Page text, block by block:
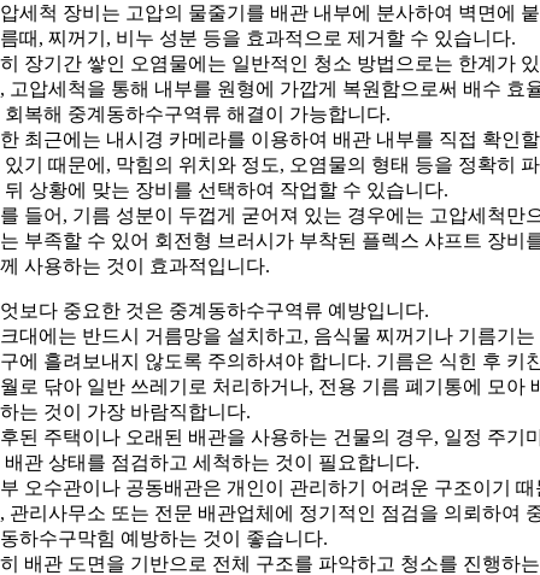
세척 장비는 고압의 물줄기를 배관 내부에 분사하여 벽면에
때, 찌꺼기, 비누 성분 등을 효과적으로 제거할 수 있습니다.
장기간 쌓인 오염물에는 일반적인 청소 방법으로는 한계가
고압세척을 통해 내부를 원형에 가깝게 복원함으로써 배수 효
회복해 중계동하수구역류 해결이 가능합니다.
최근에는 내시경 카메라를 이용하여 배관 내부를 직접 확인할
있기 때문에, 막힘의 위치와 정도, 오염물의 형태 등을 정확히
뒤 상황에 맞는 장비를 선택하여 작업할 수 있습니다.
들어, 기름 성분이 두껍게 굳어져 있는 경우에는 고압세척만
부족할 수 있어 회전형 브러시가 부착된 플렉스 샤프트 장비
사용하는 것이 효과적입니다.
보다 중요한 것은 중계동하수구역류 예방입니다.
대에는 반드시 거름망을 설치하고, 음식물 찌꺼기나 기름기는
에 흘려보내지 않도록 주의하셔야 합니다. 기름은 식힌 후 키
로 닦아 일반 쓰레기로 처리하거나, 전용 기름 폐기통에 모아
는 것이 가장 바람직합니다.
된 주택이나 오래된 배관을 사용하는 건물의 경우, 일정 주기
배관 상태를 점검하고 세척하는 것이 필요합니다.
오수관이나 공동배관은 개인이 관리하기 어려운 구조이기 때
관리사무소 또는 전문 배관업체에 정기적인 점검을 의뢰하여
하수구막힘 예방하는 것이 좋습니다.
배관 도면을 기반으로 전체 구조를 파악하고 청소를 진행하는